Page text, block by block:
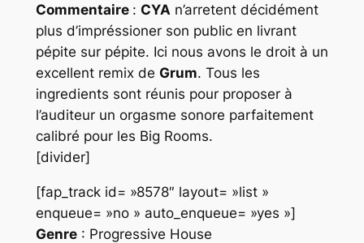
Commentaire : CYA n’arretent décidément
plus d’impréssioner son public en livrant
pépite sur pépite. Ici nous avons le droit à un
excellent remix de Grum. Tous les
ingredients sont réunis pour proposer à
l’auditeur un orgasme sonore parfaitement
calibré pour les Big Rooms.
[divider]
[fap_track id= »8578″ layout= »list »
enqueue= »no » auto_enqueue= »yes »]
Genre: Progressive House